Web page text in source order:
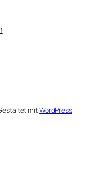
mitWordPress